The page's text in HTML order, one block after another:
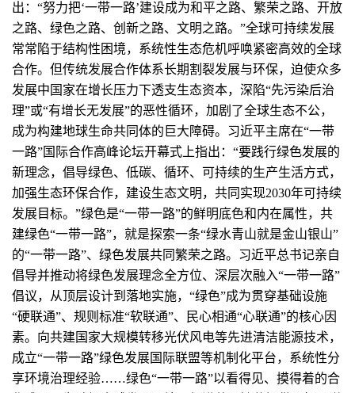
出：“努力把‘一带一路’建设成为和平之路、繁荣之路、开放
之路、绿色之路、创新之路、文明之路。”全球可持续发展
常常陷于结构性困境，系统性生态危机呼唤紧密高效的全球
合作。但传统发展合作体系长期割裂发展与环保，迫使众多
发展中国家在增长压力下透支生态资本，深陷“先污染后治
理”或“有增长无发展”的恶性循环，加剧了全球生态不公，
成为构建地球生命共同体的巨大障碍。习近平主席在“一带
一路”国际合作高峰论坛开幕式上指出：“要践行绿色发展的
新理念，倡导绿色、低碳、循环、可持续的生产生活方式，
加强生态环保合作，建设生态文明，共同实现2030年可持续
发展目标。”绿色是“一带一路”的鲜明底色和内在属性，共
建绿色“一带一路”，就是探索一条“绿水青山就是金山银山”
的“一带一路”、绿色发展共同繁荣之路。习近平总书记亲自
倡导并推动将绿色发展理念全方位、深层次融入“一带一路”
倡议，从顶层设计到落地实施，“绿色”成为贯穿基础设施
“硬联通”、规则标准“软联通”、民心相通“心联通”的核心因
素。向共建国家大规模转移光伏风电等先进清洁能源技术，
成立“一带一路”绿色发展国际联盟等机制化平台，系统性分
享环境治理经验……绿色“一带一路”以看得见、摸得着的合